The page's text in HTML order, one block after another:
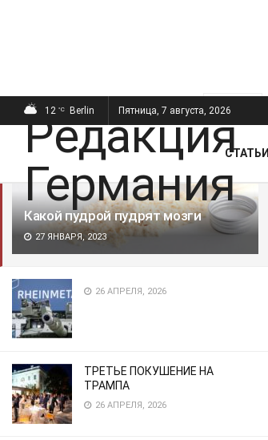
ПОСЛЕДНИЕ
Какой пудрой пудрят мозги
27 ЯНВАРЯ, 2023
26 АПРЕЛЯ, 2026
ТРЕТЬЕ ПОКУШЕНИЕ НА
ТРАМПА
26 АПРЕЛЯ, 2026
12 °C Berlin Пятница, 7 августа, 2026
СТАТЬИ